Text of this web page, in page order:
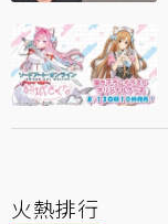
火熱排行